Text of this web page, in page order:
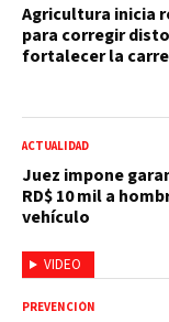
Agricultura inicia
para corregir
fortalecer la
VIDEO
ACTUALIDAD
Juez impone
RD$ 10 mil a
vehículo
PREVENCIÓN